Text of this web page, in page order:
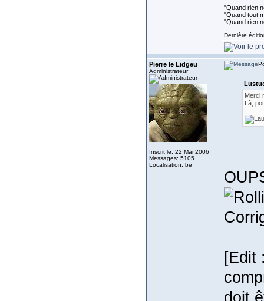
"Quand rien
"Quand tout
"Quand rien
Dernière
Pierre le Lidgeu
Administrateur
Inscrit le: 22 Mai 2006
Messages: 5105
Localisation: be
Merci
Là,
[Edit
doit